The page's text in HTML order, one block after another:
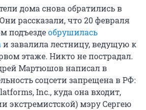
дома снова обратились в
рассказали, что 20 февраля
подъездеобрушилась
и завалила лестницу, ведущую к
этаже. Никто не пострадал.
Мартюшов написал в
соцсети запрещена в РФ:
Inc., куда она входит,
экстремистской) мэру Сергею